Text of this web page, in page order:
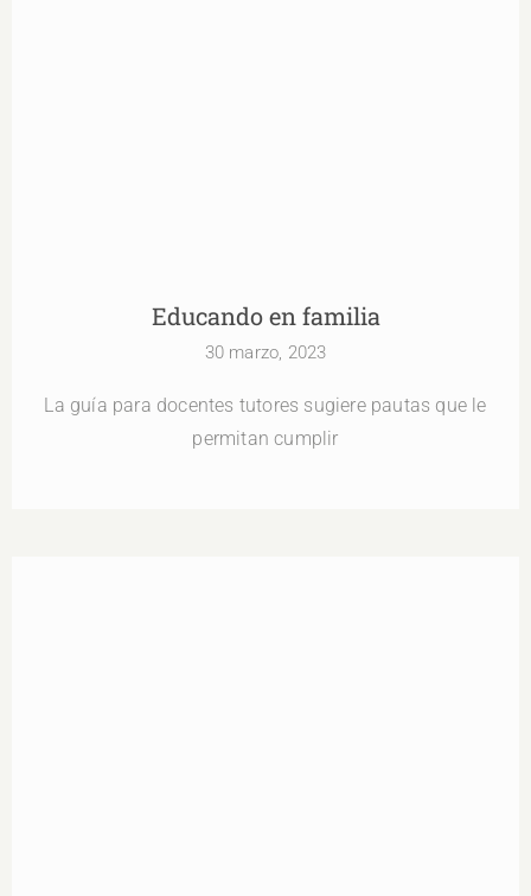
Educando en familia
30 marzo, 2023
La guía para docentes tutores sugiere pautas que le
permitan cumplir